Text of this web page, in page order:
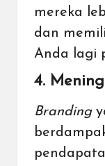
mereka
dan
Anda lagi
4.
Branding